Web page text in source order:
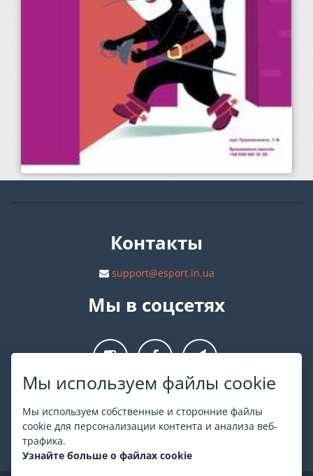
Мы используем файлы cookie
Мы используем собственные и сторонние файлы
cookie для персонализации контента и анализа веб-
трафика.
Узнайте больше о файлах cookie
Контакты
support@esport.in.ua
Мы в соцсетях
О ESPORT
На ESPORT.in.ua представлена афиша Киева и других
городов Украины. Все билеты продаются официально. Мы
работаем непосредственно с кассами.